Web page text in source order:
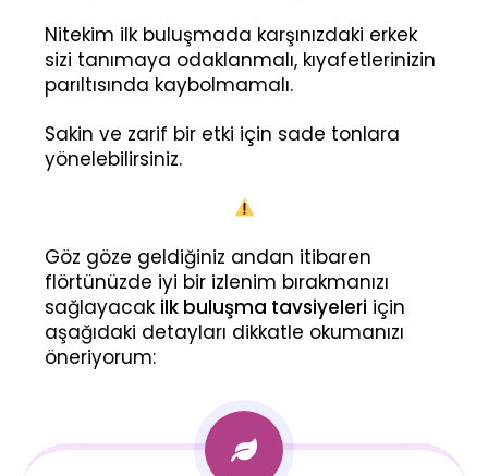
Nitekim ilk buluşmada karşınızdaki erkek
sizi tanımaya odaklanmalı, kıyafetlerinizin
parıltısında kaybolmamalı.
Sakin ve zarif bir etki için sade tonlara
yönelebilirsiniz.
Göz göze geldiğiniz andan itibaren
flörtünüzde iyi bir izlenim bırakmanızı
sağlayacak ilk buluşma tavsiyeleri için
aşağıdaki detayları dikkatle okumanızı
öneriyorum: